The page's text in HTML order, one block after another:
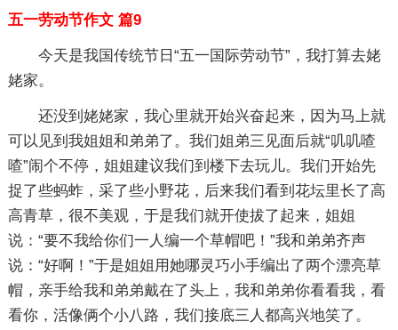
五一劳动节作文 篇9
今天是我国传统节日“五一国际劳动节”，我打算去姥
姥家。
还没到姥姥家，我心里就开始兴奋起来，因为马上就
可以见到我姐姐和弟弟了。我们姐弟三见面后就“叽叽喳
喳”闹个不停，姐姐建议我们到楼下去玩儿。我们开始先
捉了些蚂蚱，采了些小野花，后来我们看到花坛里长了高
高青草，很不美观，于是我们就开使拔了起来，姐姐
说：“要不我给你们一人编一个草帽吧！”我和弟弟齐声
说：“好啊！”于是姐姐用她哪灵巧小手编出了两个漂亮草
帽，亲手给我和弟弟戴在了头上，我和弟弟你看看我，看
看你，活像俩个小八路，我们接底三人都高兴地笑了。